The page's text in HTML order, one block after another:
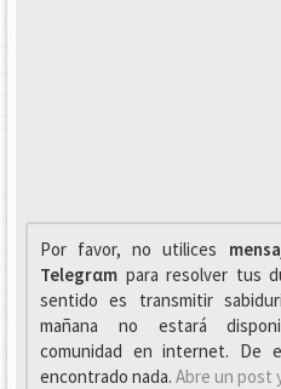
Por favor, no utilices
Telegrαm para resolver tus
sentido es transmitir
mañana no estará
comunidad en internet. De
encontrado nada. Abre un post